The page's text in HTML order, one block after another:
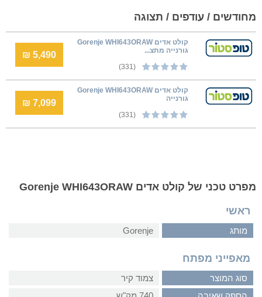
מחודשים / עודפים / תצוגה
קולט אדים Gorenje WHI643ORAW
גורנייה מתצ...
(331)
5,490 ₪
קולט אדים Gorenje WHI643ORAW
גורנייה
(331)
7,099 ₪
מפרט טכני של קולט אדים Gorenje WHI643ORAW
ראשי
מותג Gorenje
מאפייני מפתח
סוג המוצר
צמוד קיר